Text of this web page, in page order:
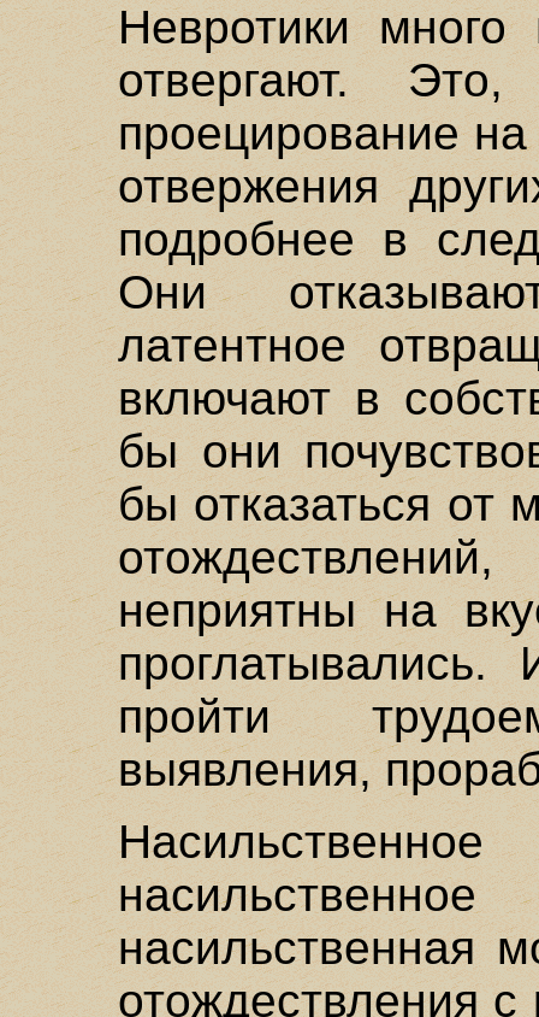
Невротики
отвергают.
проецирование на
отвержения
подробнее в
Они
латентное
включают в
бы они
бы отказаться от
неприятны на
пройти
выявления,
насильственная
отождествления